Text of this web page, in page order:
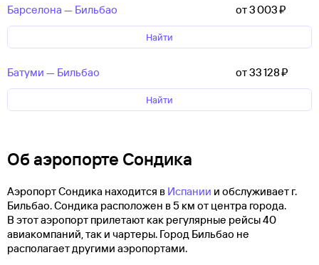
Барселона — Бильбао от 3 ⁠003 ⁠₽
Найти
Батуми — Бильбао от 33 ⁠128 ⁠₽
Найти
Об аэропорте Сондика
Аэропорт Сондика находится в Испании и обслуживает г.
Бильбао. Сондика расположен в 5 км от центра города.
В этот аэропорт прилетают как регулярные рейсы 40
авиакомпаний, так и чартеры. Город Бильбао не
располагает другими аэропортами.